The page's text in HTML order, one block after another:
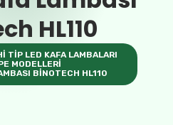
HL110
TIP LED KAFA LAMBALARI
MODELLERI
BINOTECH HL110